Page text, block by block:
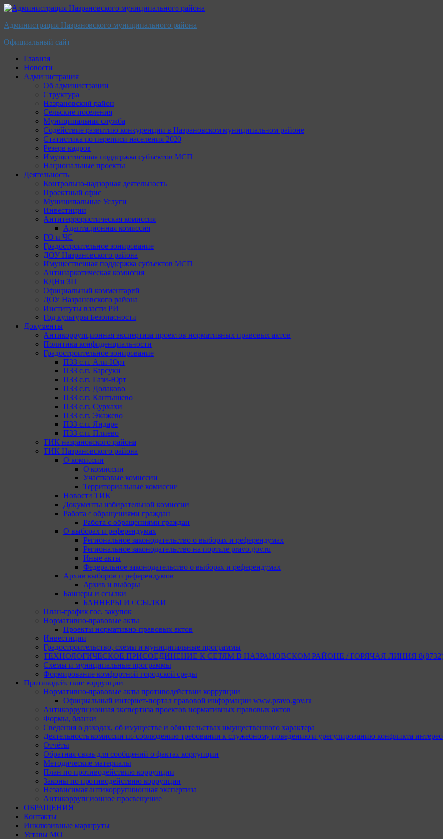
Перейти
содержимому
Администрация Назрановского муниципального района
Официальный сайт
Главная
Новости
Администрация
Об администрации
Структура
Назрановский район
Сельские поселения
Муниципальная служба
Содействие развитию конкуренции в Назрановском муниципальном районе
Статистика по переписи населения 2020
Резерв кадров
Имущественная поддержка субъектов МСП
Национальные проекты
Деятельность
Контрольно-надзорная деятельность
Проектный офис
Муниципальные Услуги
Инвестиции
Антитеррористическая комиссия
Адаптационная комиссия
ГО и ЧС
Градостроительное зонирование
ДОУ Назрановского района
Имущественная поддержка субъектов МСП
Антинаркотическая комиссия
КДНи ЗП
Официальный комментарий
ДОУ Назрановского района
Институты власти РИ
Год культуры Безопасности
Документы
Антикоррупционная экспертиза проектов нормативных правовых актов
Политика конфиденциальности
Градостроительное зонирование
ПЗЗ с.п. Али-Юрт
ПЗЗ с.п. Барсуки
ПЗЗ с.п. Гази-Юрт
ПЗЗ с.п. Долаково
ПЗЗ с.п. Кантышево
ПЗЗ с.п. Сурхахи
ПЗЗ с.п. Экажево
ПЗЗ с.п. Яндаре
ПЗЗ с.п. Плиево
ТИК назрановского района
ТИК Назрановского района
О комиссии
О комиссии
Участковые комиссии
Территориальные комиссии
Новости ТИК
Документы избирательной комиссии
Работа с обращениями граждан
Работа с обращениями граждан
О выборах и референдумах
Региональное законодательство о выборах и референдумах
Региональное законодательство на портале pravo.gov.ru
Иные акты
Федеральное законодательство о выборах и референдумах
Архив выборов и референдумов
Архив и выборы
Баннеры и ссылки
БАННЕРЫ И ССЫЛКИ
План-график гос. закупок
Нормативно-правовые акты
Проекты нормативно-правовых актов
Инвестиции
Градостроительство, схемы и муниципальные программы
ТЕХНОЛОГИЧЕСКОЕ ПРИСОЕДИНЕНИЕ К СЕТЯМ В НАЗРАНОВСКОМ РАЙОНЕ / ГОРЯЧАЯ ЛИНИЯ 8(8732)
Схемы и муниципальные программы
Формирование комфортной городской среды
Противодействие коррупции
Нормативно-правовые акты противодействии коррупции
Официальный интернет-портал правовой информации www.pravo.gov.ru
Антикоррупционная экспертиза проектов нормативных правовых актов
Формы, бланки
Сведения о доходах, об имуществе и обязательствах имущественного характера
Деятельность комиссии по соблюдению требований к служебному поведению и урегулированию конфликта
Отчёты
Обратная связь для сообщений о фактах коррупции
Методические материалы
План по противодействию коррупции
Законы по противодействию коррупции
Независимая антикоррупционная экспертиза
Антикоррупционное просвещение
ОБРАЩЕНИЯ
Контакты
Инклюзивные маршруты
Уставы МО